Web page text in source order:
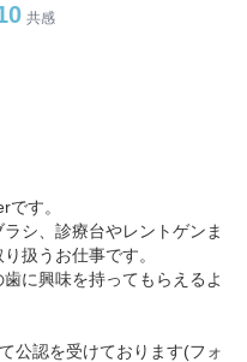
共感
す。
シ、診療台やレントゲンま
扱うお仕事です。
に興味を持ってもらえるよ
公認を受けております(フォ